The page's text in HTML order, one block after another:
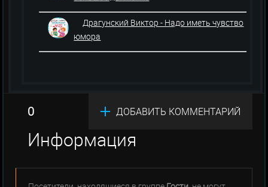
Драгунский Виктор - Надо иметь чувство
юмора
0 ДОБАВИТЬ КОММЕНТАРИЙ
Информация